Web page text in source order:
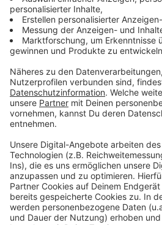
Landesumweltamt wertet Daten
Leverkusen
Deutscher Wetterdienst gibt
Leverkusen raus
Weitere S-Bahnlinie durch
Anzeige
Anzeige